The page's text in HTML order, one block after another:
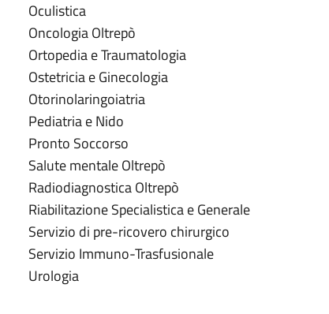
Oculistica
Oncologia Oltrepò
Ortopedia e Traumatologia
Ostetricia e Ginecologia
Otorinolaringoiatria
Pediatria e Nido
Pronto Soccorso
Salute mentale Oltrepò
Radiodiagnostica Oltrepò
Riabilitazione Specialistica e Generale
Servizio di pre-ricovero chirurgico
Servizio Immuno-Trasfusionale
Urologia